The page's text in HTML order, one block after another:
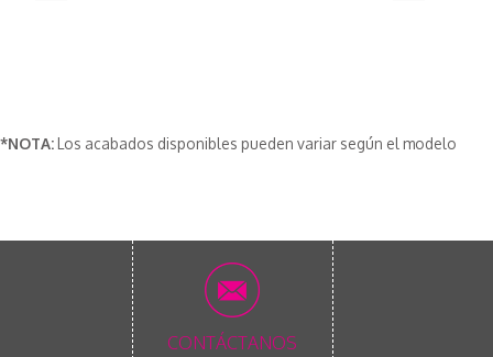
*NOTA:Los acabados disponibles pueden variar según el modelo
CONTÁCTANOS